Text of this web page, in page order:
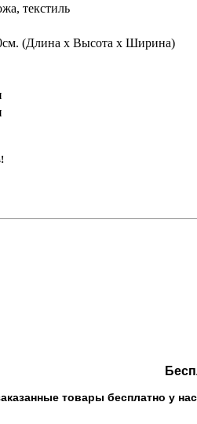
текстиль
(Длина х Высота х Ширина)
товары бесплатно у